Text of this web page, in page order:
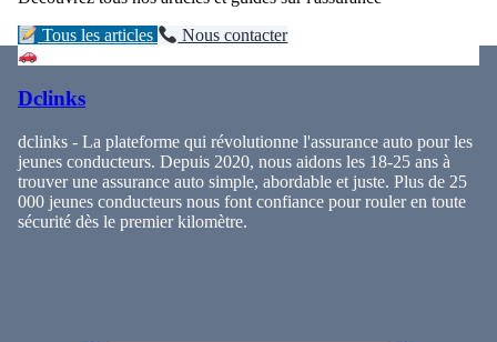
Tous les articles Nous contacter
Dclinks
dclinks - La plateforme qui révolutionne l'assurance auto pour les
jeunes conducteurs. Depuis 2020, nous aidons les 18-25 ans à
trouver une assurance auto simple, abordable et juste. Plus de 25
000 jeunes conducteurs nous font confiance pour rouler en toute
sécurité dès le premier kilomètre.